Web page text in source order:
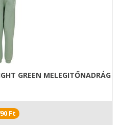
GREEN MELEGITŐNADRÁG
Ft